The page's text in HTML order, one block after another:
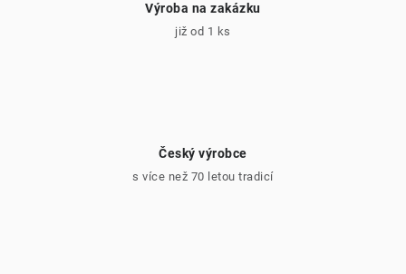
Výroba na zakázku
již od 1 ks
Český výrobce
s více než 70 letou tradicí